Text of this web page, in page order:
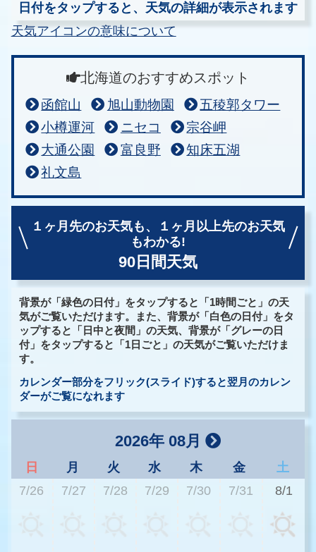
日付をタップすると、天気の詳細が表示されます
天気アイコンの意味について
北海道のおすすめスポット
函館山 旭山動物園
五稜郭タワー
小樽運河
ニセコ
宗谷岬
大通公園
富良野
知床五湖
礼文島
１ヶ月先のお天気も、
１ヶ月以上先のお天気
もわかる!
90日間天気
背景が「緑色の日付」をタップすると「1時間ごと」の天
気がご覧いただけます。また、背景が「白色の日付」をタ
ップすると「日中と夜間」の天気、背景が「グレーの日
付」をタップすると「1日ごと」の天気がご覧いただけま
す。
カレンダー部分をフリック(スライド)すると翌月のカレン
ダーがご覧になれます
2026年 08月
日 月 火 水 木 金
土
7/26
7/27 7/28 7/29 7/30 7/31 8/1